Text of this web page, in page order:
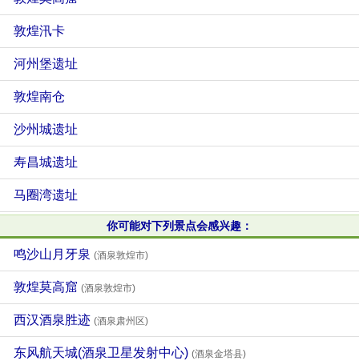
敦煌汛卡
河州堡遗址
敦煌南仓
沙州城遗址
寿昌城遗址
马圈湾遗址
你可能对下列景点会感兴趣：
鸣沙山月牙泉 (酒泉敦煌市)
敦煌莫高窟 (酒泉敦煌市)
西汉酒泉胜迹 (酒泉肃州区)
东风航天城(酒泉卫星发射中心) (酒泉金塔县)